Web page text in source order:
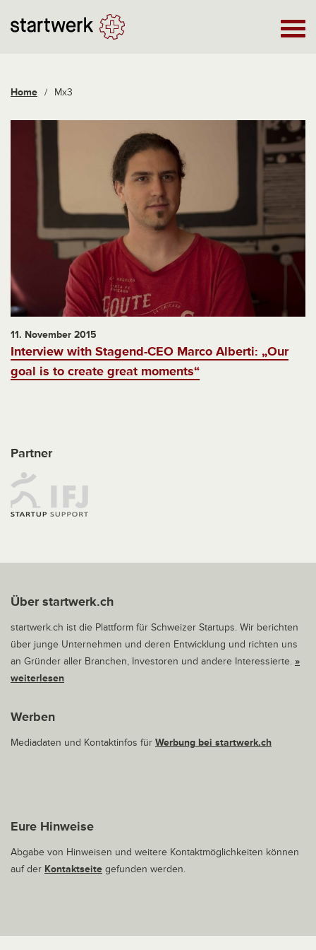
Home / Mx3
11. November 2015
Interview with Stagend-CEO Marco Alberti: „Our
goal is to create great moments“
Partner
Über startwerk.ch
startwerk.ch ist die Plattform für Schweizer Startups. Wir berichten
über junge Unternehmen und deren Entwicklung und richten uns
an Gründer aller Branchen, Investoren und andere Interessierte. »
weiterlesen
Werben
Mediadaten und Kontaktinfos für Werbung bei startwerk.ch
Eure Hinweise
Abgabe von Hinweisen und weitere Kontaktmöglichkeiten können
auf der Kontaktseite gefunden werden.